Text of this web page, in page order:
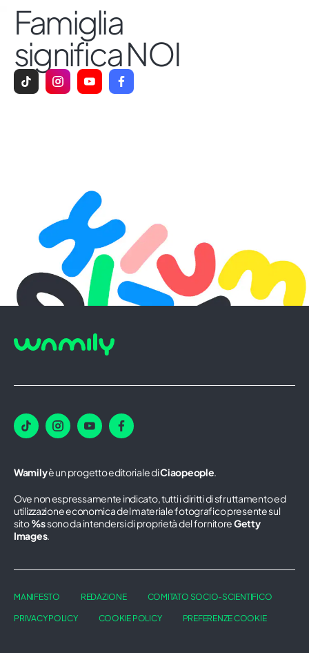
Famiglia
significa NOI
Wamilyè un progetto editoriale diCiaopeople.
Ove non espressamente indicato, tutti i diritti di sfruttamento ed
utilizzazione economica del materiale fotografico presente sul
sito%ssono da intendersi di proprietà del fornitoreGetty
Images.
MANIFESTO REDAZIONE COMITATO SOCIO-SCIENTIFICO
PRIVACY POLICY COOKIE POLICY PREFERENZE COOKIE